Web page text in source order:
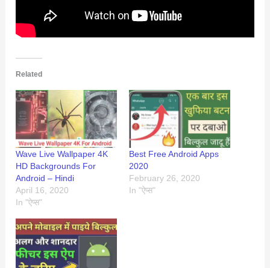
Related
Wave Live Wallpaper 4K
HD Backgrounds For
Android – Hindi
April 16, 2020
In "ऐप्स"
Best Free Android Apps
2020
February 26, 2020
In "ऐप्स"